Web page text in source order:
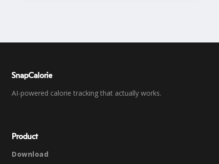
SnapCalorie
AI-powered calorie tracking that actually works.
Product
Download